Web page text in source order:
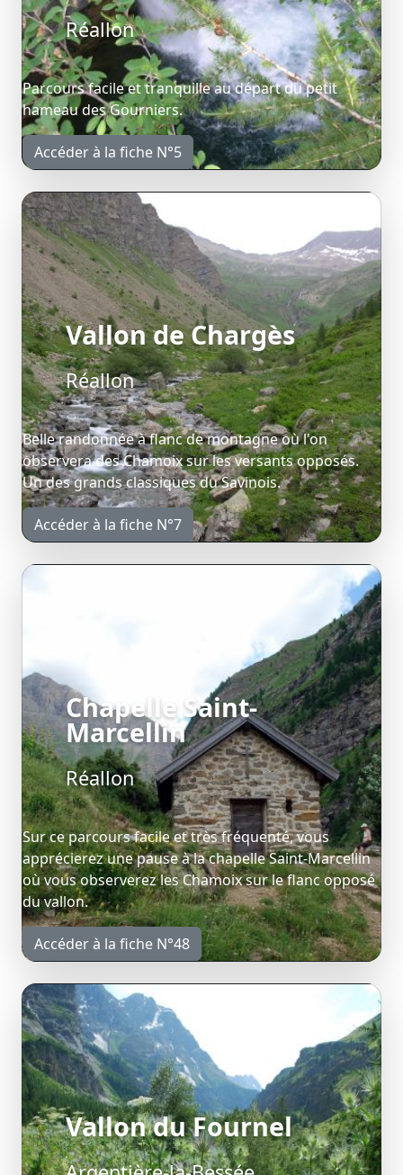
Réallon
Parcours facile et tranquille au départ du petit
hameau des Gourniers.
Accéder à la fiche N°5
Vallon de Chargès
Réallon
Belle randonnée à flanc de montagne où l'on
observera des Chamoix sur les versants opposés.
Un des grands classiques du Savinois.
Accéder à la fiche N°7
Chapelle Saint-
Marcellin
Réallon
Sur ce parcours facile et très fréquenté, vous
apprécierez une pause à la chapelle Saint-Marcellin
où vous observerez les Chamoix sur le flanc opposé
du vallon.
Accéder à la fiche N°48
Vallon du Fournel